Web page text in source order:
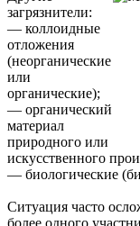
загрязнители:
— коллоидные
отложения
(неорганические
или
органические);
— органический
материал
природного или
искусственного
— биологические
Ситуация часто
более одного